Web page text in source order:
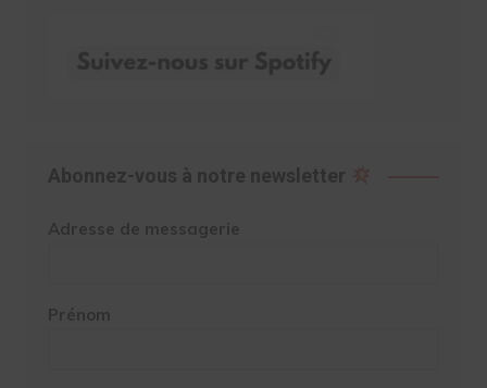
Abonnez-vous à notre newsletter
Adresse de messagerie
Prénom